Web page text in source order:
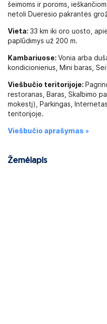
šeimoms ir poroms,
netoli Dueresio pakrantės
Vieta: 33 km iki oro uosto,
paplūdimys už 200 m.
Kambariuose: Vonia arba
kondicionierius, Mini baras,
Viešbučio teritorijoje:
restoranas, Baras, Skalbimo
mokestį), Parkingas,
teritorijoje.
Viešbučio aprašymas »
Žemėlapis